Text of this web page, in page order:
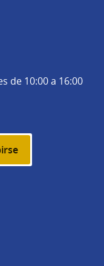
de 10:00 a 16:00